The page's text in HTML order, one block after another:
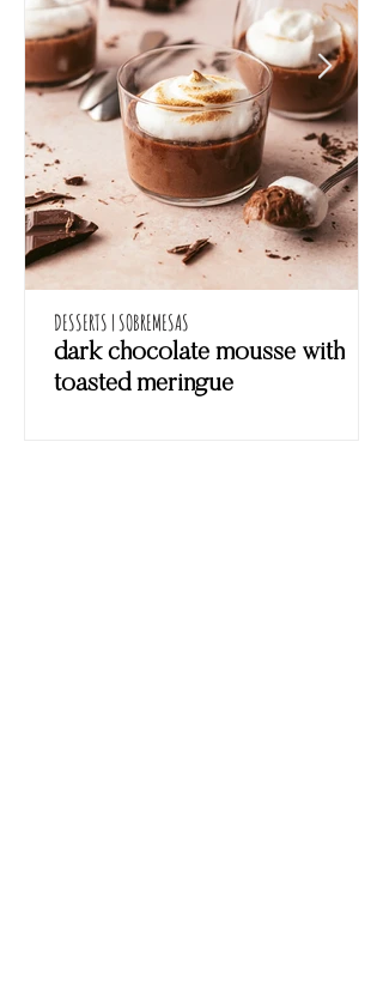
dark chocolate mousse with
toasted meringue
DESSERTS | SOBREMESAS